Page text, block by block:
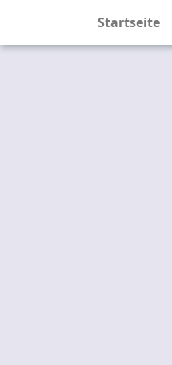
Startseite